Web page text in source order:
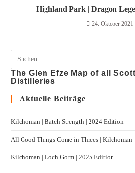
Highland Park | Dragon
24. Oktober 2021
The Glen Efze Map of all
Distilleries
Aktuelle Beiträge
Kilchoman | Batch Strength | 2024 Edition
All Good Things Come in Threes | Kilchoman
Kilchoman | Loch Gorm​ | 2025 Edition